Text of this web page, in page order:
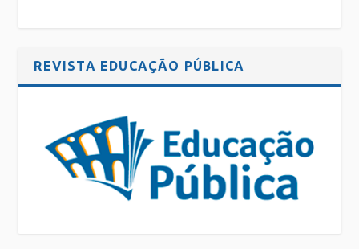
REVISTA EDUCAÇÃO PÚBLICA